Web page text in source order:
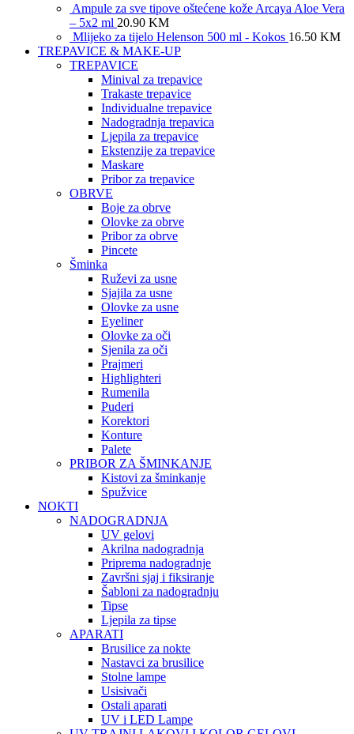
Ampule za sve tipove oštećene kože Arcaya Aloe Vera
– 5x2 ml 20.90 KM
Mlijeko za tijelo Helenson 500 ml - Kokos 16.50 KM
TREPAVICE & MAKE-UP
TREPAVICE
Minival za trepavice
Trakaste trepavice
Individualne trepavice
Nadogradnja trepavica
Ljepila za trepavice
Ekstenzije za trepavice
Maskare
Pribor za trepavice
OBRVE
Boje za obrve
Olovke za obrve
Pribor za obrve
Pincete
Šminka
Ruževi za usne
Sjajila za usne
Olovke za usne
Eyeliner
Olovke za oči
Sjenila za oči
Prajmeri
Highlighteri
Rumenila
Puderi
Korektori
Konture
Palete
PRIBOR ZA ŠMINKANJE
Kistovi za šminkanje
Spužvice
NOKTI
NADOGRADNJA
UV gelovi
Akrilna nadogradnja
Priprema nadogradnje
Završni sjaj i fiksiranje
Šabloni za nadogradnju
Tipse
Ljepila za tipse
APARATI
Brusilice za nokte
Nastavci za brusilice
Stolne lampe
Usisivači
Ostali aparati
UV i LED Lampe